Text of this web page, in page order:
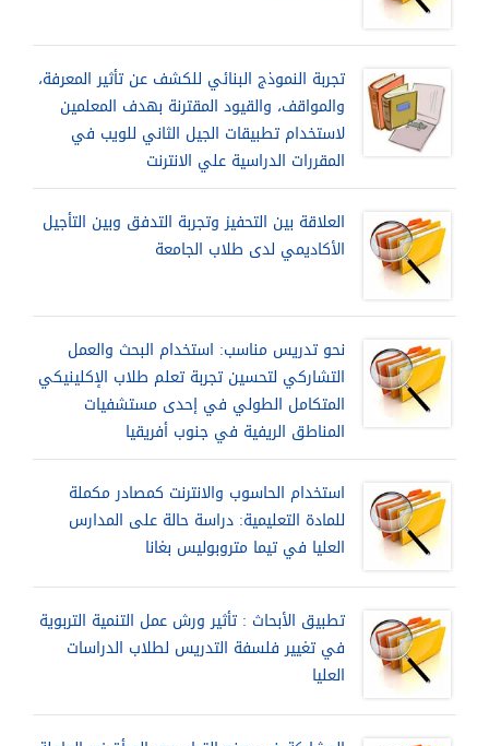
تجربة النموذج البنائي للكشف عن تأثير المعرفة،
والمواقف، والقيود المقترنة بهدف المعلمين
لاستخدام تطبيقات الجيل الثاني للويب في
المقررات الدراسية علي الانترنت
العلاقة بين التحفيز وتجربة التدفق وبين التأجيل
الأكاديمي لدى طلاب الجامعة
نحو تدريس مناسب: استخدام البحث والعمل
التشاركي لتحسين تجربة تعلم طلاب الإكلينيكي
المتكامل الطولي في إحدى مستشفيات
المناطق الريفية في جنوب أفريقيا
استخدام الحاسوب والانترنت كمصادر مكملة
للمادة التعليمية: دراسة حالة على المدارس
العليا في تيما متروبوليس بغانا
تطبيق الأبحاث : تأثير ورش عمل التنمية التربوية
في تغيير فلسفة التدريس لطلاب الدراسات
العليا